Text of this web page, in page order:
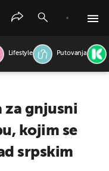
Lifestyle Putovanja
za gnjusni
kojim se
srpskim